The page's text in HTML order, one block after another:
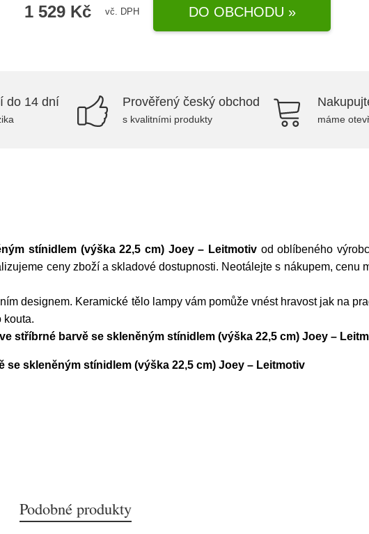
1 529 Kč vč. DPH DO OBCHODU »
do 14 dní Prověřený český obchod
s kvalitními produkty máme
stínidlem (výška 22,5 cm) Joey – Leitmotiv od oblíbeného
ceny zboží a skladové dostupnosti. Neotálejte s nákupem, cenu
designem. Keramické tělo lampy vám pomůže vnést hravost jak na
kouta.
stříbrné barvě se skleněným stínidlem (výška 22,5 cm) Joey –
se skleněným stínidlem (výška 22,5 cm) Joey – Leitmotiv
Podobné produkty